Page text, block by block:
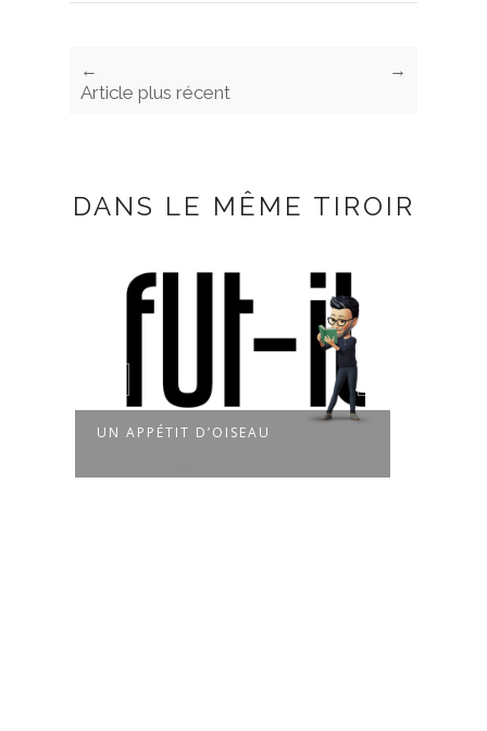
←
Article plus récent
→
DANS LE MÊME TIROIR
UN APPÉTIT D’OISEAU